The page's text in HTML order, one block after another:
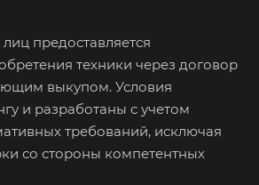
предоставляется
техники через договор
выкупом. Условия
и разработаны с учетом
требований, исключая
со стороны компетентных